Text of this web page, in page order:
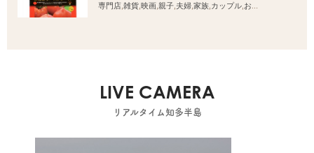
専門店,雑貨,映画,親子,夫婦,家族,カップル,おひとりさま
LIVE CAMERA
リアルタイム知多半島